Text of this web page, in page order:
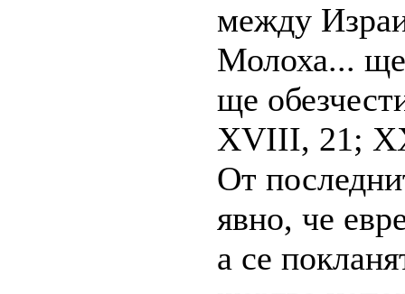
между
Молоха...
ще
XVIII, 21;
От
явно, че
а се